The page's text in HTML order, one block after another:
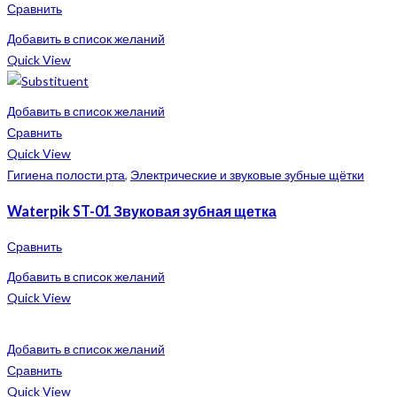
Сравнить
Добавить в список желаний
Quick View
Добавить в список желаний
Сравнить
Quick View
Гигиена полости рта, Электрические и звуковые зубные щётки
Waterpik ST-01 Звуковая зубная щетка
Сравнить
Добавить в список желаний
Quick View
Добавить в список желаний
Сравнить
Quick View